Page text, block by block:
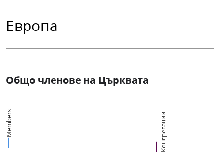
Европа
Общо членове на Църквата
Members Конгрегации